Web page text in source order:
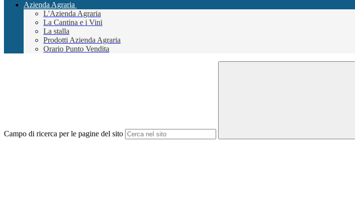
Azienda Agraria
L'Azienda Agraria
La Cantina e i Vini
La stalla
Prodotti Azienda Agraria
Orario Punto Vendita
Campo di ricerca per le pagine del sito